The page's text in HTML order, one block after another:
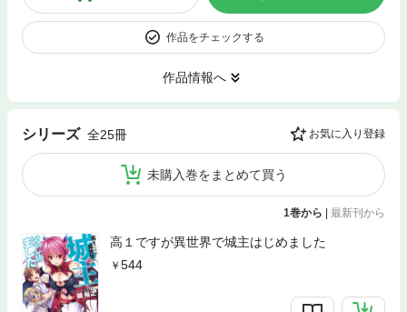
作品をチェックする
作品情報へ
シリーズ 全25冊 お気に入り登録
未購入巻をまとめて買う
1巻から | 最新刊から
高１ですが異世界で城主はじめました
544